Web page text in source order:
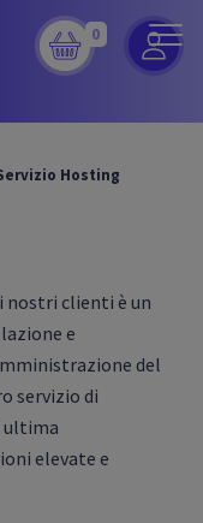
0
Hosting
nostri clienti è un
e
del
servizio di
ultima
elevate e